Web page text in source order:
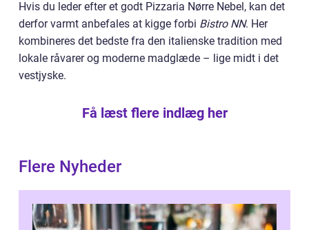
Hvis du leder efter et godt Pizzaria Nørre Nebel, kan det
derfor varmt anbefales at kigge forbi Bistro NN. Her
kombineres det bedste fra den italienske tradition med
lokale råvarer og moderne madglæde – lige midt i det
vestjyske.
Få læst flere indlæg her
Flere Nyheder